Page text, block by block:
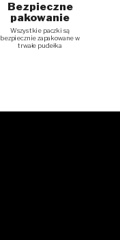
Bezpieczne
pakowanie
Wszystkie paczki są
bezpiecznie zapakowane w
trwałe pudełka